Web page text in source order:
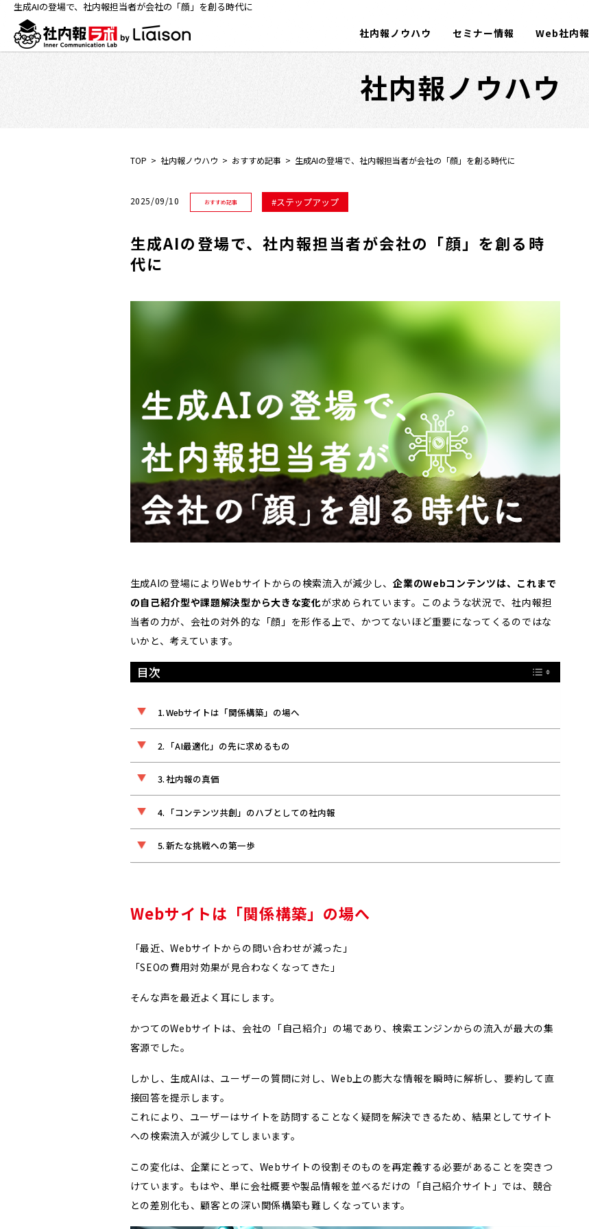
生成AIの登場で、社内報担当者が会社の「顔」を創る時代に
社内報ノウハウ セミナー情報 Web社内報
社内報ノウハウ
TOP 社内報ノウハウ おすすめ記事 生成AIの登場で、社内報担当者が会社の「顔」を創る時代に
2025/09/10 おすすめ記事 ステップアップ
生成AIの登場で、社内報担当者が会社の「顔」を創る時
代に
生成AIの登場によりWebサイトからの検索流入が減少し、企業のWebコンテンツは、これまで
の自己紹介型や課題解決型から大きな変化が求められています。このような状況で、社内報担
当者の力が、会社の対外的な「顔」を形作る上で、かつてないほど重要になってくるのではな
いかと、考えています。
目次
Webサイトは「関係構築」の場へ
「AI最適化」の先に求めるもの
社内報の真価
「コンテンツ共創」のハブとしての社内報
新たな挑戦への第一歩
Webサイトは「関係構築」の場へ
「最近、Webサイトからの問い合わせが減った」
「SEOの費用対効果が見合わなくなってきた」
そんな声を最近よく耳にします。
かつてのWebサイトは、会社の「自己紹介」の場であり、検索エンジンからの流入が最大の集
客源でした。
しかし、生成AIは、ユーザーの質問に対し、Web上の膨大な情報を瞬時に解析し、要約して直
接回答を提示します。
これにより、ユーザーはサイトを訪問することなく疑問を解決できるため、結果としてサイト
への検索流入が減少してしまいます。
この変化は、企業にとって、Webサイトの役割そのものを再定義する必要があることを突きつ
けています。もはや、単に会社概要や製品情報を並べるだけの「自己紹介サイト」では、競合
との差別化も、顧客との深い関係構築も難しくなっています。